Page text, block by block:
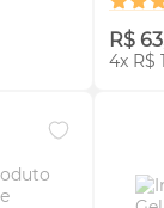
R$
4x R$